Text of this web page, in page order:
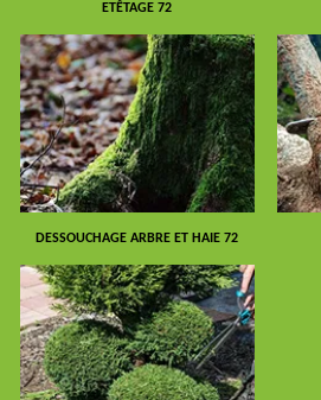
ETÊTAGE 72
DESSOUCHAGE ARBRE ET HAIE 72